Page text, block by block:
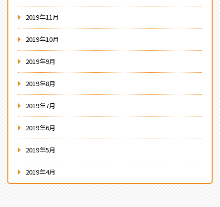
2019年11月
2019年10月
2019年9月
2019年8月
2019年7月
2019年6月
2019年5月
2019年4月